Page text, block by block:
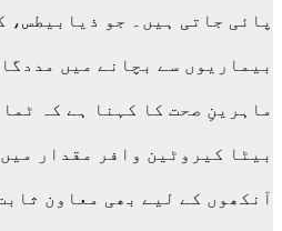
پائی جاتی ہیں۔ جو ذیابیطس،
بیماریوں سے بچانے میں
ماہرینِ صحت کا کہنا ہے کہ
بیٹا کیروٹین وافر مقدار
آنکھوں کے لیے بھی معاون